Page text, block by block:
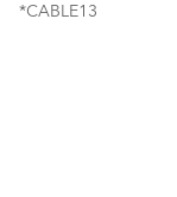
*CABLE13